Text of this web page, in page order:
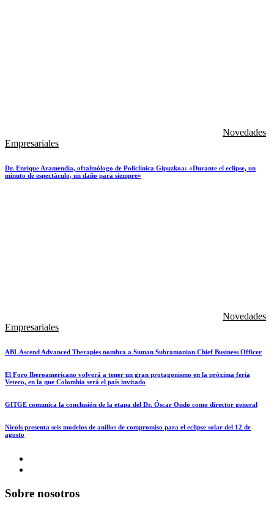
Novedades
Empresariales
Dr. Enrique Aramendía, oftalmólogo de Policlínica Gipuzkoa: «Durante el eclipse, un
minuto de espectáculo, un daño para siempre»
Novedades
Empresariales
ABL Ascend Advanced Therapies nombra a Suman Subramanian Chief Business Officer
El Foro Iberoamericano volverá a tener un gran protagonismo en la próxima feria
Veteco, en la que Colombia será el país invitado
GITGE comunica la conclusión de la etapa del Dr. Óscar Ondo como director general
Nicols presenta seis modelos de anillos de compromiso para el eclipse solar del 12 de
agosto
Sobre nosotros